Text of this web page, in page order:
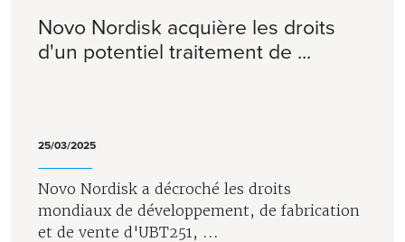
Novo Nordisk acquière les droits
d'un potentiel traitement de ...
25/03/2025
Novo Nordisk a décroché les droits
mondiaux de développement, de fabrication
et de vente d'UBT251, ...